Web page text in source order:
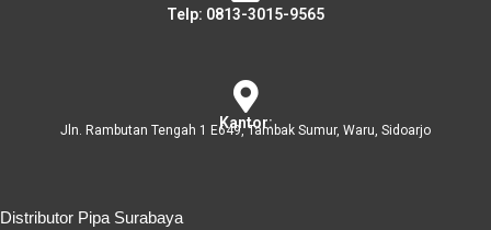
Telp: 0813-3015-9565
Kantor:
Jln. Rambutan Tengah 1 E649, Tambak Sumur, Waru, Sidoarjo
Distributor Pipa Surabaya